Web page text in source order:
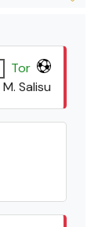
Tor
M. Salisu